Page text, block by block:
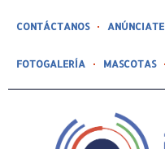
CONTÁCTANOS ANÚNCIATE
FOTOGALERÍA MASCOTAS